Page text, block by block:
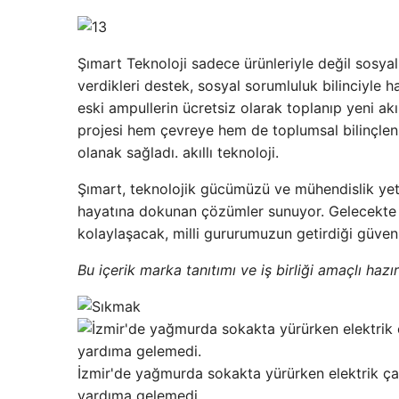
Şımart Teknoloji sadece ürünleriyle değil
verdikleri destek, sosyal sorumluluk bilinciyle
eski ampullerin ücretsiz olarak toplanıp yeni
projesi hem çevreye hem de toplumsal
olanak sağladı. akıllı teknoloji.
Şımart, teknolojik gücümüzü ve mühendislik
hayatına dokunan çözümler sunuyor.
kolaylaşacak, milli gururumuzun getirdiği
Bu içerik marka tanıtımı ve iş birliği amaçlı
İzmir'de yağmurda sokakta yürürken elektrik